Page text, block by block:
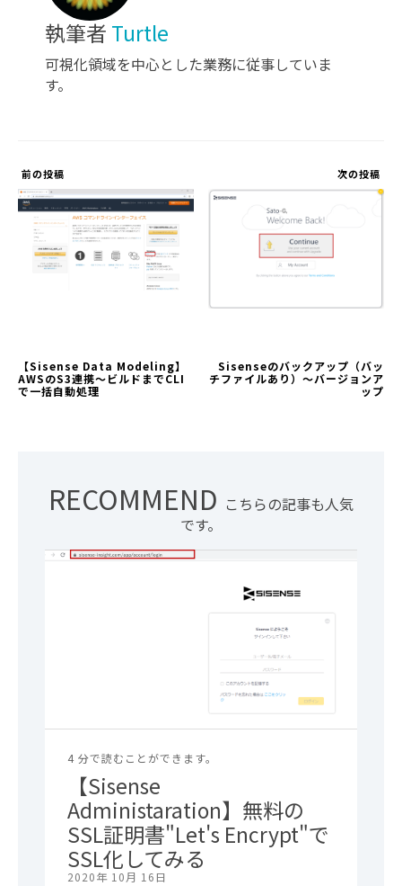
執筆者 Turtle
可視化領域を中心とした業務に従事していま
す。
前の投稿
【Sisense Data Modeling】
AWSのS3連携～ビルドまでCLI
で一括自動処理
次の投稿
Sisenseのバックアップ（バッ
チファイルあり）～バージョンア
ップ
RECOMMEND こちらの記事も人気
です。
4 分で読むことができます。
【Sisense
Administaration】無料の
SSL証明書"Let's Encrypt"で
SSL化してみる
2020年 10月 16日